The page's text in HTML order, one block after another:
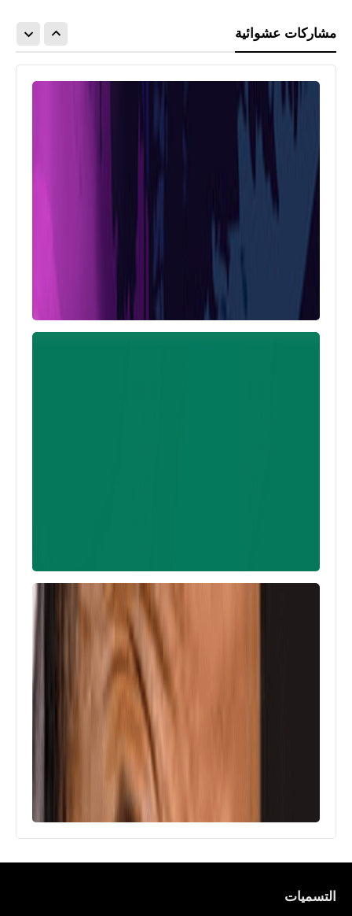
مشاركات عشوائية
حساب حسن سليمان أبو فلة Hassan
Soliman AboFlah على اليوتيوب
التسميات